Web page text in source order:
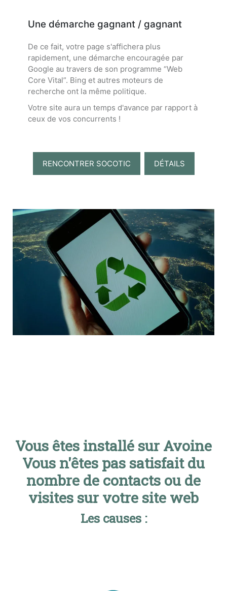
Une démarche gagnant / gagnant
De ce fait, votre page s'affichera plus
rapidement, une démarche encouragée par
Google au travers de son programme “Web
Core Vital”. Bing et autres moteurs de
recherche ont la même politique.
Votre site aura un temps d'avance par rapport à
ceux de vos concurrents !
RENCONTRER SOCOTIC DÉTAILS
Vous êtes installé sur Avoine
Vous n'êtes pas satisfait du
nombre de contacts ou de
visites sur votre site web
Les causes :